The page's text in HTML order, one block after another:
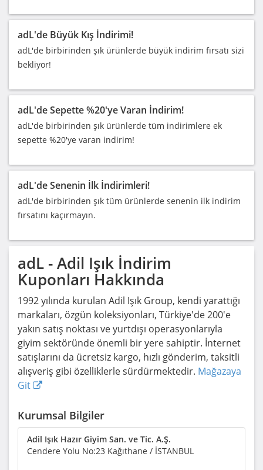
adL'de Büyük Kış İndirimi!
adL'de birbirinden şık ürünlerde büyük indirim fırsatı sizi
bekliyor!
adL'de Sepette %20'ye Varan İndirim!
adL'de birbirinden şık ürünlerde tüm indirimlere ek
sepette %20'ye varan indirim!
adL'de Senenin İlk İndirimleri!
adL'de birbirinden şık tüm ürünlerde senenin ilk indirim
fırsatını kaçırmayın.
adL - Adil Işık İndirim
Kuponları Hakkında
1992 yılında kurulan Adil Işık Group, kendi yarattığı
markaları, özgün koleksiyonları, Türkiye'de 200'e
yakın satış noktası ve yurtdışı operasyonlarıyla
giyim sektöründe önemli bir yere sahiptir. İnternet
satışlarını da ücretsiz kargo, hızlı gönderim, taksitli
alışveriş gibi özelliklerle sürdürmektedir. Mağazaya
Git
Kurumsal Bilgiler
Adil Işık Hazır Giyim San. ve Tic. A.Ş.
Cendere Yolu No:23 Kağıthane / İSTANBUL